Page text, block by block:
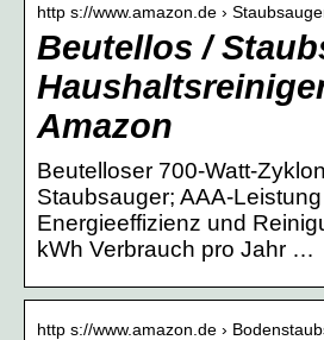
http s://www.amazon.de ›
Beutellos /
Amazon
Beutelloser 700-Watt-
Staubsauger; AAA-
Energieeffizienz und
kWh Verbrauch pro Jahr …
http s://www.amazon.de ›